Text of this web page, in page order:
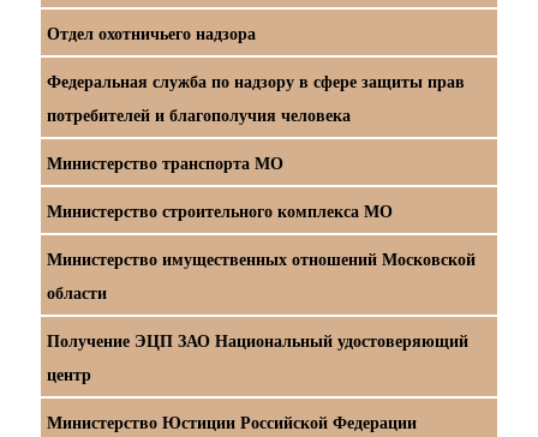
Отдел охотничьего надзора
Федеральная служба по надзору в сфере защиты прав
потребителей и благополучия человека
Министерство транспорта МО
Министерство строительного комплекса МО
Министерство имущественных отношений Московской
области
Получение ЭЦП ЗАО Национальный удостоверяющий
центр
Министерство Юстиции Российской Федерации